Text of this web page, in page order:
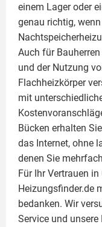
einem Lager oder
genau richtig,
Auch für
und der Nutzung
Flachheizkörper
mit
Bücken erhalten
das Internet, ohne
denen Sie
Für Ihr Vertrauen
Heizungsfinder.de
bedanken. Wir
Service und